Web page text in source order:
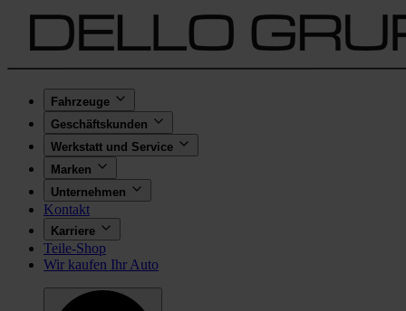
Fahrzeuge
Geschäftskunden
Werkstatt und Service
Marken
Unternehmen
Kontakt
Karriere
Teile-Shop
Wir kaufen Ihr Auto